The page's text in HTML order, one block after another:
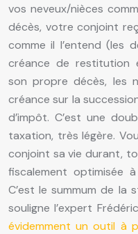
vos neveux/nièces
décès, votre conjoint
comme il l’entend (les
créance de restitution
son propre décès, les
créance sur la
d’impôt. C’est une
taxation, très légère.
conjoint sa vie durant,
fiscalement optimisée
C’est le summum de la
souligne l’expert
évidemment un outil à